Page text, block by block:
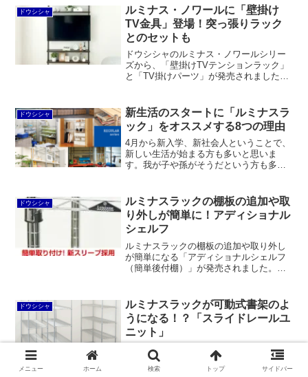
い感じです。ルミナスリシェは自社競合
する可能性が高く、廃番になるんじゃな
いかと思います。ほか、ルミナスエクス
テリアも登場しました。
ドウシシャ
ルミナス・ノワールに「壁掛け
TV金具」登場！突っ張りラック
とのセットも
ドウシシャのルミナス・ノワールシリー
ズから、「壁掛けTVテンションラック」
と「TV掛けパーツ」が発売されました。
苦手な人にオススメできると思います。
ドウシシャ
新生活のスタートに「ルミナスラ
ック」をオススメする8つの理由
4月から新入学、新社会人ということで、
新しい生活が始まる方も多いと思いま
す。我が子や孫がそうだという方も多い
のですが、一人暮らしの方にはドウシシ
ャのルミナスラックをオス...
ドウシシャ
ルミナスラックの棚板の追加や取
り外しが簡単に！アディショナル
シェルフ
ルミナスラックの棚板の追加や取り外し
が簡単になる「アディショナルシェルフ
（簡単後付棚）」が発売されました。こ
性でも比較的簡単に組み替えができま
す。
ドウシシャ
ルミナスラックが可動式書架のよ
うになる！？「スライドレールユ
ニット」
ドウシシャ・ルミナスラックが移動棚
（可動式書架）のようになる「スライド
レールユニット」が発売されました。既
メニュー ホーム 検索 トップ サイドバー